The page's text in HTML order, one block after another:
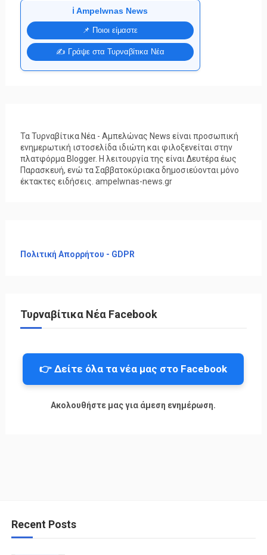
ℹ️ Ampelwnas News
📌 Ποιοι είμαστε
✍️ Γράψε στα Τυρναβίτικα Νέα
Τα Τυρναβίτικα Νέα - Αμπελώνας News είναι προσωπική
ενημερωτική ιστοσελίδα ιδιώτη και φιλοξενείται στην
πλατφόρμα Blogger. Η λειτουργία της είναι Δευτέρα έως
Παρασκευή, ενώ τα Σαββατοκύριακα δημοσιεύονται μόνο
έκτακτες ειδήσεις. ampelwnas-news.gr
Πολιτική Απορρήτου - GDPR
Τυρναβίτικα Νέα Facebook
👉 Δείτε όλα τα νέα μας στο Facebook
Ακολουθήστε μας για άμεση ενημέρωση.
Recent Posts